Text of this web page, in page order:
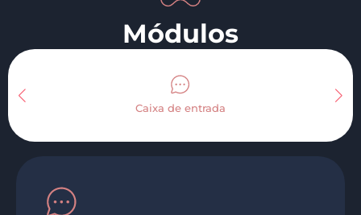
Módulos
Caixa de entrada